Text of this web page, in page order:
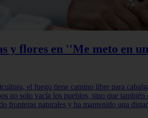
y flores en ''Me meto en